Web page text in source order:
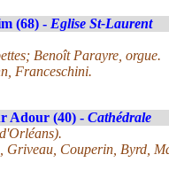
(68) - Eglise St-Laurent
Benoît Parayre, orgue.
Franceschini.
Adour (40) - Cathédrale
Griveau, Couperin, Byrd,